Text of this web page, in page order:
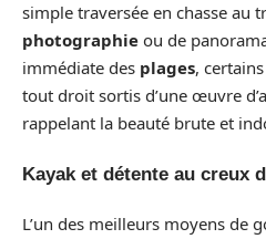
simple traversée en chasse au
photographie ou de
immédiate des plages,
tout droit sortis d’une œuvre
rappelant la beauté brute et
Kayak et détente au creux
L’un des meilleurs moyens de